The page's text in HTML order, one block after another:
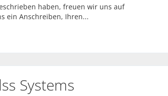
haben, freuen wir uns auf
ein Anschreiben, Ihren...
Systems